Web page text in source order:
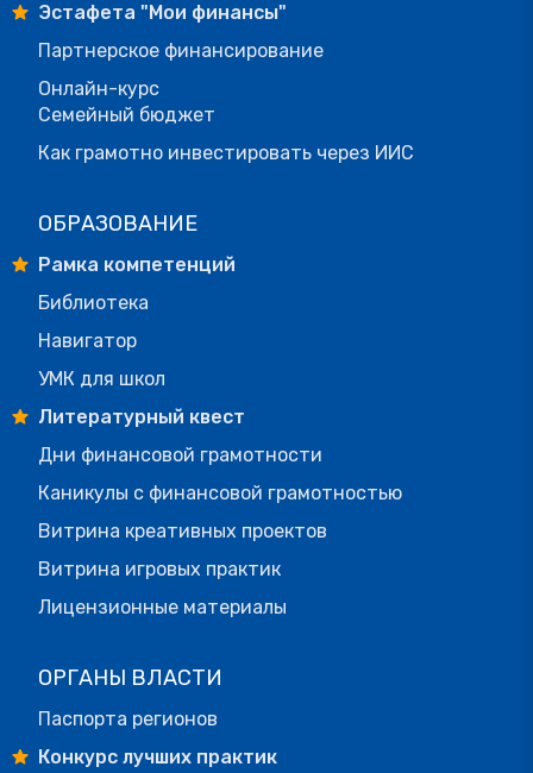
Эстафета "Мои финансы"
Партнерское финансирование
Онлайн-курс
Семейный бюджет
Как грамотно инвестировать через ИИС
ОБРАЗОВАНИЕ
Рамка компетенций
Библиотека
Навигатор
УМК для школ
Литературный квест
Дни финансовой грамотности
Каникулы с финансовой грамотностью
Витрина креативных проектов
Витрина игровых практик
Лицензионные материалы
ОРГАНЫ ВЛАСТИ
Паспорта регионов
Конкурс лучших практик